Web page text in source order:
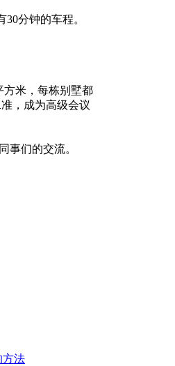
分钟的车程。
米，每栋别墅都
，成为高级会议
们的交流。
方法